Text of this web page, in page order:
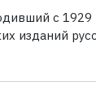
с 1929
изданий